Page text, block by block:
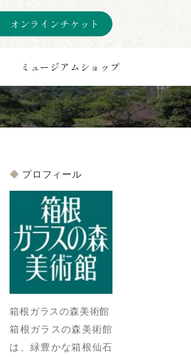
オンラインチケット
ミュージアムショップ
プロフィール
箱根ガラスの森美術館
箱根ガラスの森美術館
は、緑豊かな箱根仙石